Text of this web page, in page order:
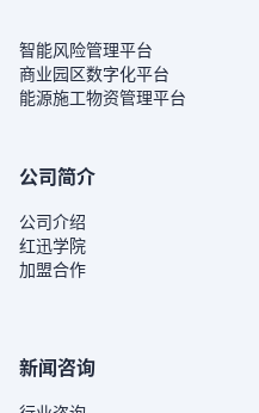
智能风险管理平台
商业园区数字化平台
能源施工物资管理平台
公司简介
公司介绍
红迅学院
加盟合作
新闻咨询